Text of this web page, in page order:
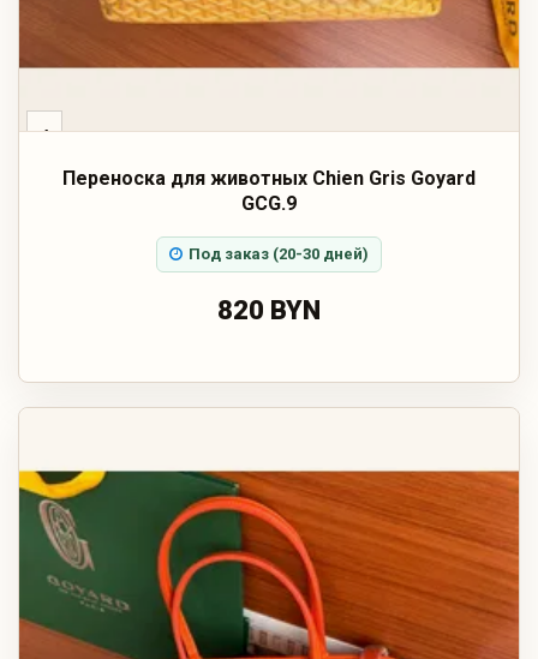
‹
Переноска для животных Chien Gris Goyard
GCG.9
Под заказ (20-30 дней)
820 BYN